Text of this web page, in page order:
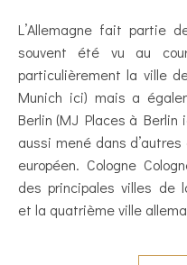
L’Allemagne fait partie des pays où Michael Jackson a
souvent été vu au
particulièrement la ville
Munich ici) mais a
Berlin (MJ Places à Berlin
aussi mené dans
européen. Cologne
des principales villes de
et la quatrième ville